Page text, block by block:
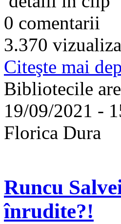
0 comentarii
3.370
Citeşte mai
Bibliotecile
19/09/2021 -
Florica Dura
Runcu
înrudite?!